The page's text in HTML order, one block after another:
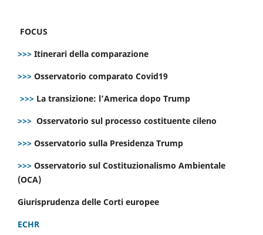
FOCUS
>>> Itinerari della comparazione
>>> Osservatorio comparato Covid19
>>> La transizione: l’America dopo Trump
>>> Osservatorio sul processo costituente cileno
>>> Osservatorio sulla Presidenza Trump
>>> Osservatorio sul Costituzionalismo Ambientale
(OCA)
Giurisprudenza delle Corti europee
ECHR